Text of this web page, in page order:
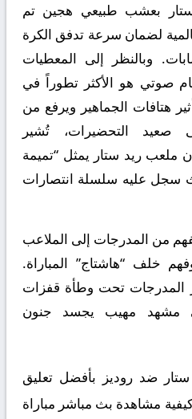
بعشب طبيعي هجين تم
لضمان سرعة تدفق الكرة
وبالنظر إلى المعطيات
صوتي هو الأكثر تطوراً في
هتافات الجماهير ويرفع من
صعيد التحضيرات، تُشير
ملعب ريد ستار يمثل “تميمة
سجل عليه سلسلة انتصارات
من المدرجات إلى الملاعب
خلف “هاشتاج” المباراة.
المدرجات تحت وطأة قفزات
مشهد مهيب يجسد جنون
ستار ضد روديز بأفضل تعليق
مشاهدة بث مباشر مباراة